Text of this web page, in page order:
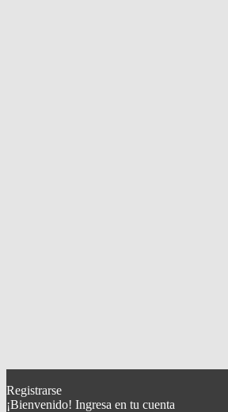
Registrarse
¡Bienvenido! Ingresa en tu cuenta